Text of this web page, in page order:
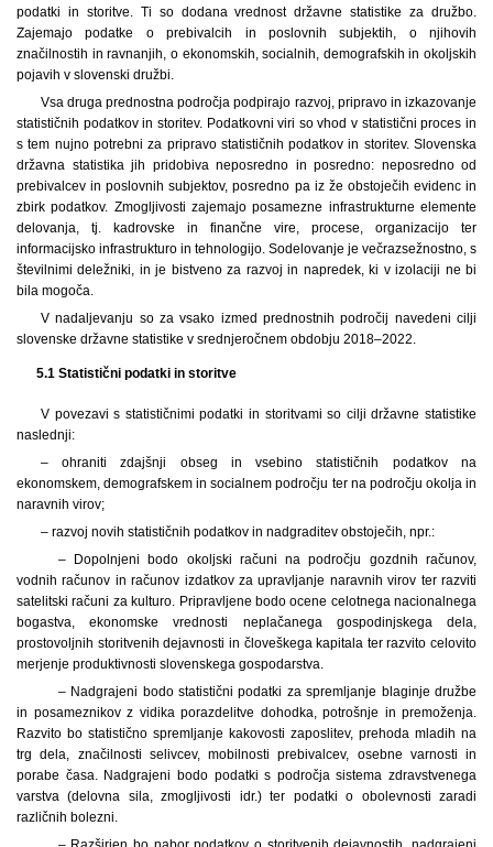
podatki in storitve. Ti so dodana vrednost državne statistike za družbo.
Zajemajo podatke o prebivalcih in poslovnih subjektih, o njihovih
značilnostih in ravnanjih, o ekonomskih, socialnih, demografskih in okoljskih
pojavih v slovenski družbi.
Vsa druga prednostna področja podpirajo razvoj, pripravo in izkazovanje
statističnih podatkov in storitev. Podatkovni viri so vhod v statistični proces in
s tem nujno potrebni za pripravo statističnih podatkov in storitev. Slovenska
državna statistika jih pridobiva neposredno in posredno: neposredno od
prebivalcev in poslovnih subjektov, posredno pa iz že obstoječih evidenc in
zbirk podatkov. Zmogljivosti zajemajo posamezne infrastrukturne elemente
delovanja, tj. kadrovske in finančne vire, procese, organizacijo ter
informacijsko infrastrukturo in tehnologijo. Sodelovanje je večrazsežnostno, s
številnimi deležniki, in je bistveno za razvoj in napredek, ki v izolaciji ne bi
bila mogoča.
V nadaljevanju so za vsako izmed prednostnih področij navedeni cilji
slovenske državne statistike v srednjeročnem obdobju 2018–2022.
5.1 Statistični podatki in storitve
V povezavi s statističnimi podatki in storitvami so cilji državne statistike
naslednji:
– ohraniti zdajšnji obseg in vsebino statističnih podatkov na
ekonomskem, demografskem in socialnem področju ter na področju okolja in
naravnih virov;
– razvoj novih statističnih podatkov in nadgraditev obstoječih, npr.:
– Dopolnjeni bodo okoljski računi na področju gozdnih računov,
vodnih računov in računov izdatkov za upravljanje naravnih virov ter razviti
satelitski računi za kulturo. Pripravljene bodo ocene celotnega nacionalnega
bogastva, ekonomske vrednosti neplačanega gospodinjskega dela,
prostovoljnih storitvenih dejavnosti in človeškega kapitala ter razvito celovito
merjenje produktivnosti slovenskega gospodarstva.
– Nadgrajeni bodo statistični podatki za spremljanje blaginje družbe
in posameznikov z vidika porazdelitve dohodka, potrošnje in premoženja.
Razvito bo statistično spremljanje kakovosti zaposlitev, prehoda mladih na
trg dela, značilnosti selivcev, mobilnosti prebivalcev, osebne varnosti in
porabe časa. Nadgrajeni bodo podatki s področja sistema zdravstvenega
varstva (delovna sila, zmogljivosti idr.) ter podatki o obolevnosti zaradi
različnih bolezni.